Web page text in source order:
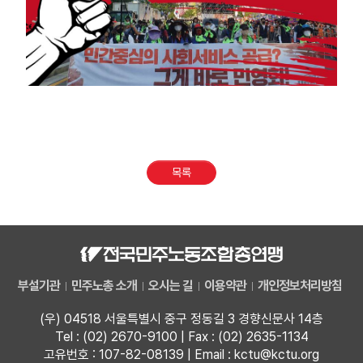
목록
부설기관 민주노총 소개 오시는 길 이용약관 개인정보처리방침
(우) 04518 서울특별시 중구 정동길 3 경향신문사 14층
Tel : (02) 2670-9100 | Fax : (02) 2635-1134
고유번호 : 107-82-08139 | Email : kctu@kctu.org